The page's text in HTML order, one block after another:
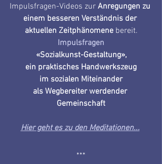
Impulsfragen-Videos zur Anregungen zu
einem besseren Verständnis der
aktuellen Zeitphänomene bereit.
Impulsfragen
«Sozialkunst-Gestaltung»,
ein praktisches Handwerkszeug
im sozialen Miteinander
als Wegbereiter werdender
Gemeinschaft
Hier geht es zu den Meditationen...
***